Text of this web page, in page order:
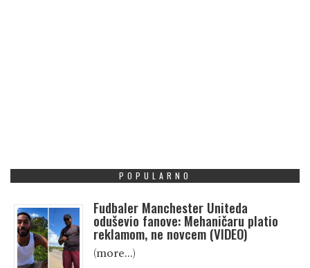
POPULARNO
Fudbaler Manchester Uniteda
oduševio fanove: Mehaničaru platio
reklamom, ne novcem (VIDEO)
(more…)